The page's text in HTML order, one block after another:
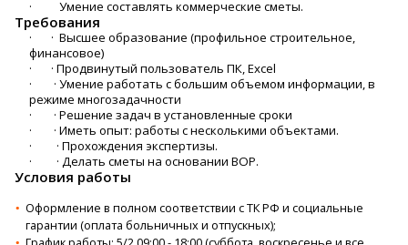
· Умение составлять коммерческие сметы.
Требования
· · Высшее образование (профильное строительное,
финансовое)
· · Продвинутый пользователь ПК, Excel
· · Умение работать с большим объемом информации, в
режиме многозадачности
· · Решение задач в установленные сроки
· · Иметь опыт: работы с несколькими объектами.
· · Прохождения экспертизы.
· · Делать сметы на основании ВОР.
Условия работы
Оформление в полном соответствии с ТК РФ и социальные
гарантии (оплата больничных и отпускных);